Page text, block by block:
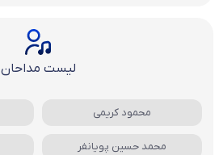
لیست مداحان
محمود کریمی
محمد حسین پویانفر